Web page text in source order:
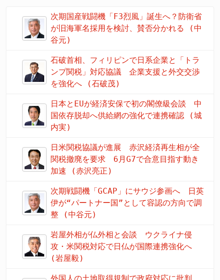
次期国産戦闘機「F3烈風」誕生へ？防衛省
が旧海軍名採用を検討、賛否分かれる (中
谷元)
石破首相、フィリピンで日系企業と「トラ
ンプ関税」対応協議 企業支援と外交交渉
を強化へ (石破茂)
日本とEUが経済安保で初の閣僚級会談 中
国依存脱却へ供給網の強化で連携確認 (城
内実)
日米関税協議が進展 赤沢経済再生相が全
関税撤廃を要求 6月G7で合意目指す動き
加速 (赤沢亮正)
次期戦闘機「GCAP」にサウジ参画へ 日英
伊が“パートナー国”として容認の方向で調
整 (中谷元)
岩屋外相が仏外相と会談 ウクライナ侵
攻・米関税対応で日仏が国際連携強化へ
(岩屋毅)